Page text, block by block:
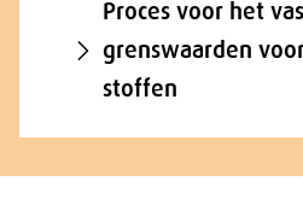
Proces voor het
grenswaarden
stoffen